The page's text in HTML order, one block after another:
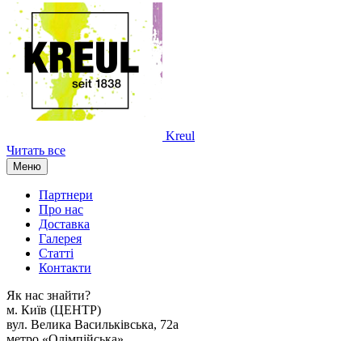
Kreul
Читать все
Меню
Партнери
Про нас
Доставка
Галерея
Статтi
Контакти
Як наc знайти?
м. Киïв (ЦЕНТР)
вул. Велика Васильківська, 72а